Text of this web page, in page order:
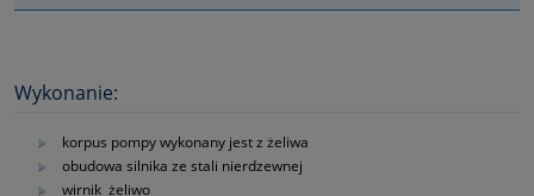
Wykonanie:
korpus pompy wykonany jest z żeliwa
obudowa silnika ze stali nierdzewnej
wirnik żeliwo